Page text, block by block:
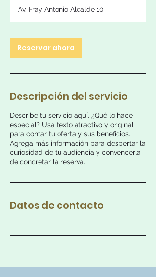
m
i
Av. Fray Antonio Alcalde 10
Reservar ahora
Descripción del servicio
Describe tu servicio aquí. ¿Qué lo hace
especial? Usa texto atractivo y original
para contar tu oferta y sus beneficios.
Agrega más información para despertar la
curiosidad de tu audiencia y convencerla
de concretar la reserva.
Datos de contacto